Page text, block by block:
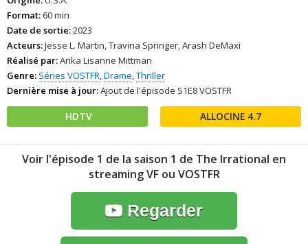
Format: 60 min
Date de sortie:2023
Acteurs:Jesse L. Martin, Travina Springer, Arash DeMaxi
Réalisé par:Arika Lisanne Mittman
Genre: Séries VOSTFR,Drame,Thriller
Dernière mise à jour:Ajout de l'épisode S1E8 VOSTFR
HDTV 4.7
Voir l'épisode 1 de la saison 1 de The Irrational en
streaming VF ou VOSTFR
Regarder